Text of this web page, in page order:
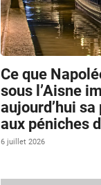
Ce que
sous l’Aisne
aujourd’hui
aux péniches
6 juillet 2026